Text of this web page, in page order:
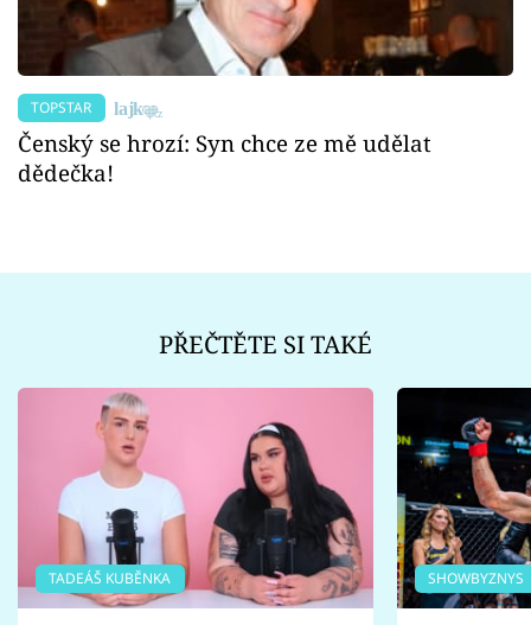
TOPSTAR
Čenský se hrozí: Syn chce ze mě udělat
dědečka!
PŘEČTĚTE SI TAKÉ
TADEÁŠ KUBĚNKA SHOWBYZNYS